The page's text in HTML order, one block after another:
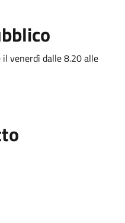
venerdì dalle 8.20 alle